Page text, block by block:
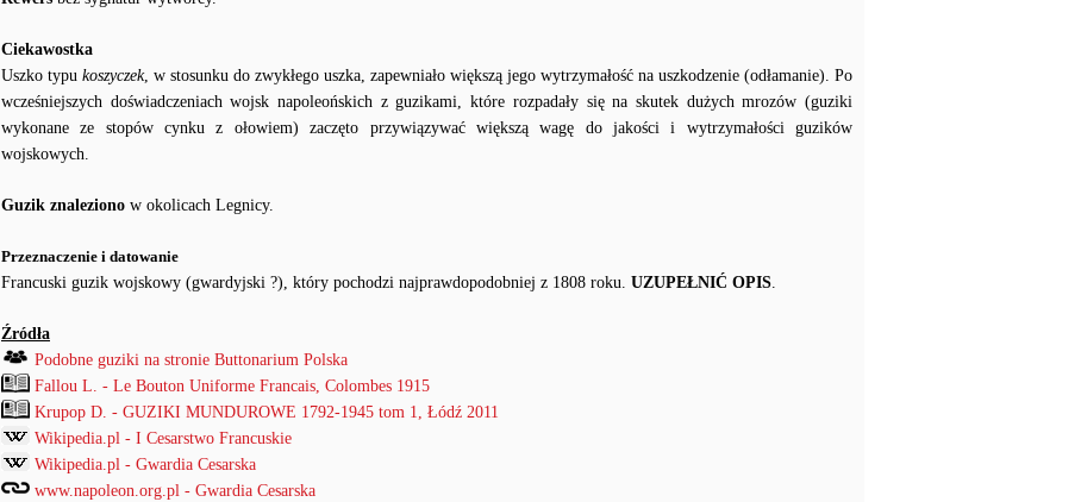
Ciekawostka
Uszko typu koszyczek, w stosunku do zwykłego uszka, zapewniało większą jego wytrzymałość na uszkodzenie (odłamanie). Po
wcześniejszych doświadczeniach wojsk napoleońskich z guzikami, które rozpadały się na skutek dużych mrozów (guziki
wykonane ze stopów cynku z ołowiem) zaczęto przywiązywać większą wagę do jakości i wytrzymałości guzików
wojskowych.
Guzik znaleziono w okolicach Legnicy.
Przeznaczenie i datowanie
Francuski guzik wojskowy (gwardyjski ?), który pochodzi najprawdopodobniej z 1808 roku. UZUPEŁNIĆ OPIS.
Źródła
Podobne guziki na stronie Buttonarium Polska
Fallou L. - Le Bouton Uniforme Francais, Colombes 1915
Krupop D. - GUZIKI MUNDUROWE 1792-1945 tom 1, Łódź 2011
Wikipedia.pl - I Cesarstwo Francuskie
Wikipedia.pl - Gwardia Cesarska
www.napoleon.org.pl - Gwardia Cesarska